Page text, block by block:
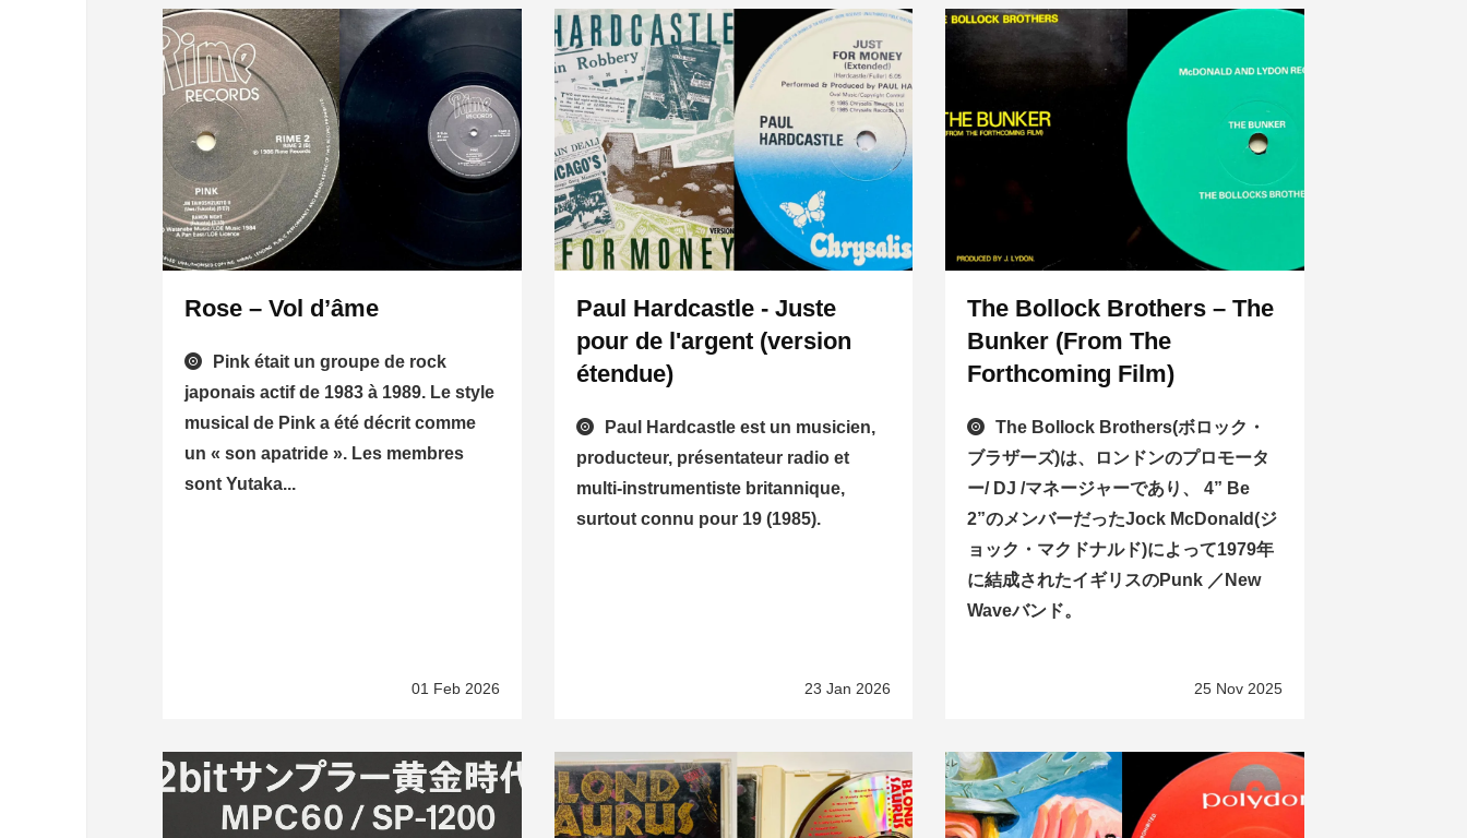
Rose – Vol d’âme
Pink était un groupe de rock
japonais actif de 1983 à 1989. Le style
musical de Pink a été décrit comme
un « son apatride ». Les membres
sont Yutaka...
01 Feb 2026
Paul Hardcastle - Juste
pour de l'argent (version
étendue)
Paul Hardcastle est un musicien,
producteur, présentateur radio et
multi-instrumentiste britannique,
surtout connu pour 19 (1985).
23 Jan 2026
The Bollock Brothers – The
Bunker (From The
Forthcoming Film)
The Bollock Brothers(ボロック・
ブラザーズ)は、ロンドンのプロモータ
ー/ DJ /マネージャーであり、 4” Be
2”のメンバーだったJock McDonald(ジ
ョック・マクドナルド)によって1979年
に結成されたイギリスのPunk ／New
Waveバンド。
25 Nov 2025